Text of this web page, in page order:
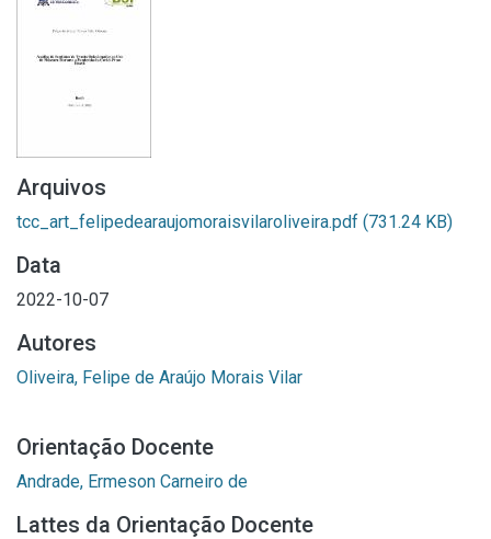
Arquivos
tcc_art_felipedearaujomoraisvilaroliveira.pdf (731.24 KB)
Data
2022-10-07
Autores
Oliveira, Felipe de Araújo Morais Vilar
Orientação Docente
Andrade, Ermeson Carneiro de
Lattes da Orientação Docente